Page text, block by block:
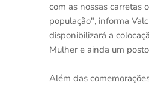
com as nossas carretas
população", informa
disponibilizará a
Mulher e ainda um
Além das